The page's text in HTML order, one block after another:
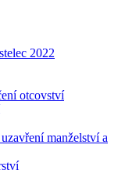
2022
otcovství
manželství a